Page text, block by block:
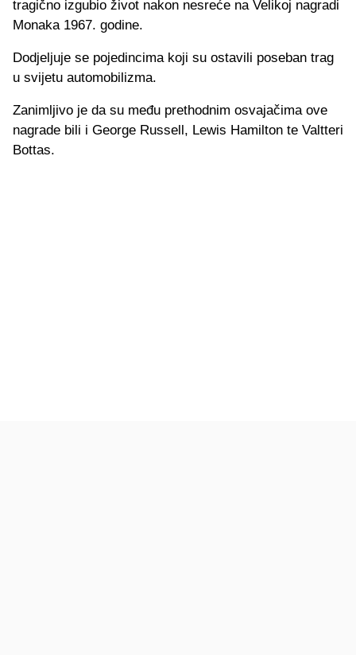
tragično izgubio život nakon nesreće na Velikoj nagradi
Monaka 1967. godine.
Dodjeljuje se pojedincima koji su ostavili poseban trag
u svijetu automobilizma.
Zanimljivo je da su među prethodnim osvajačima ove
nagrade bili i George Russell, Lewis Hamilton te Valtteri
Bottas.